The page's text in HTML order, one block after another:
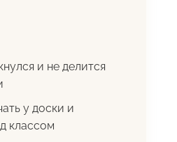
и не делится
у доски и
классом